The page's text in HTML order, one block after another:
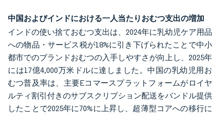
中国およびインドにおける一人当たりおむつ支出の増加
インドの使い捨ておむつ支出は、2024年に乳幼児ケア用品
への物品・サービス税が18%に引き下げられたことで中小
都市でのブランドおむつの入手しやすさが向上し、2025年
には17億4,000万米ドルに達しました。中国の乳幼児用お
むつ普及率は、主要Eコマースプラットフォームがロイヤ
ルティ割引付きのサブスクリプション配送をバンドル提供
したことで2025年に70%に上昇し、超薄型コアへの移行に